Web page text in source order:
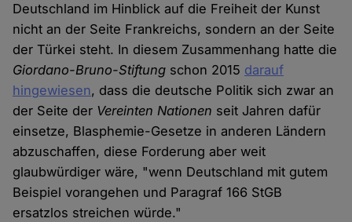
Deutschland im Hinblick auf die Freiheit der Kunst
nicht an der Seite Frankreichs, sondern an der Seite
der Türkei steht. In diesem Zusammenhang hatte die
Giordano-Bruno-Stiftung schon 2015 darauf
hingewiesen, dass die deutsche Politik sich zwar an
der Seite der Vereinten Nationen seit Jahren dafür
einsetze, Blasphemie-Gesetze in anderen Ländern
abzuschaffen, diese Forderung aber weit
glaubwürdiger wäre, "wenn Deutschland mit gutem
Beispiel vorangehen und Paragraf 166 StGB
ersatzlos streichen würde."